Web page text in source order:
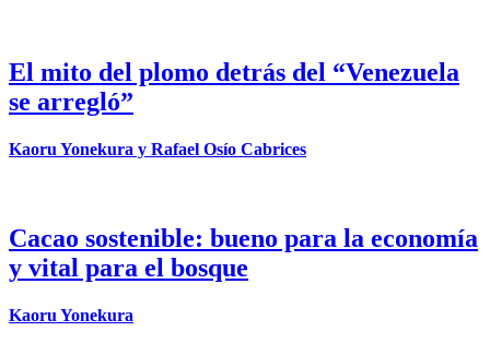
El mito del plomo detrás del “Venezuela
se arregló”
Kaoru Yonekura y Rafael Osío Cabrices
Cacao sostenible: bueno para la economía
y vital para el bosque
Kaoru Yonekura